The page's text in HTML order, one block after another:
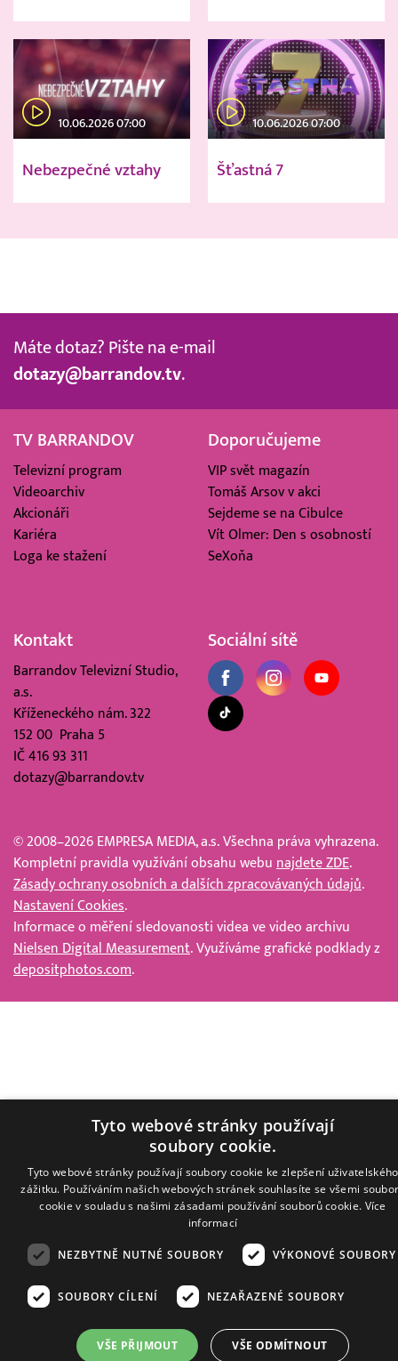
10.06.2026 07:00
Nebezpečné vztahy
10.06.2026 07:00
Šťastná 7
Máte dotaz? Pište na e-mail
dotazy@barrandov.tv.
TV BARRANDOV
Televizní program
Videoarchiv
Akcionáři
Kariéra
Loga ke stažení
Doporučujeme
VIP svět magazín
Tomáš Arsov v akci
Sejdeme se na Cibulce
Vít Olmer: Den s osobností
SeXoňa
Kontakt
Barrandov Televizní Studio,
a.s.
Kříženeckého nám. 322
152 00 Praha 5
IČ 416 93 311
dotazy@barrandov.tv
Sociální sítě
© 2008–2026 EMPRESA MEDIA, a.s. Všechna práva vyhrazena.
Kompletní pravidla využívání obsahu webu najdete ZDE.
Zásady ochrany osobních a dalších zpracovávaných údajů.
Nastavení Cookies.
Informace o měření sledovanosti videa ve video archivu
Nielsen Digital Measurement. Využíváme grafické podklady z
depositphotos.com.
Tyto webové stránky používají
soubory cookie.
Tyto webové stránky používají soubory cookie ke zlepšení uživatelského
zážitku. Používáním našich webových stránek souhlasíte se všemi
cookie v souladu s našimi zásadami používání souborů cookie. Více
informací
NEZBYTNĚ NUTNÉ SOUBORY VÝKONOVÉ SOUBORY
SOUBORY CÍLENÍ NEZAŘAZENÉ SOUBORY
VŠE PŘIJMOUT VŠE ODMÍTNOUT